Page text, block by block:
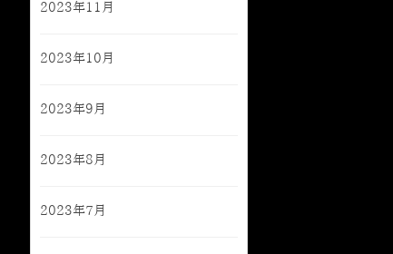
2023年11月
2023年10月
2023年9月
2023年8月
2023年7月